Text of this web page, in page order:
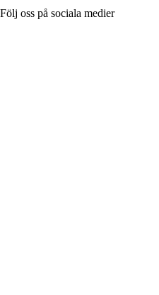
Följ oss på sociala medier